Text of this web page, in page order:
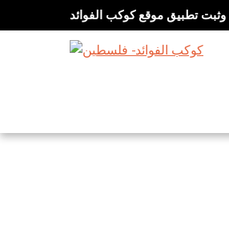
وثبت تطبيق موقع كوكب الفوائد